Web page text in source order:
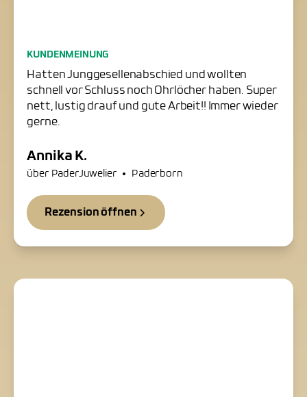
Junggesellenabschied
erfolgreich gerettet
KUNDENMEINUNG
Hatten Junggesellenabschied und wollten
schnell vor Schluss noch Ohrlöcher haben. Super
nett, lustig drauf und gute Arbeit!! Immer wieder
gerne.
Annika K.
über PaderJuwelier • Paderborn
Rezension öffnen